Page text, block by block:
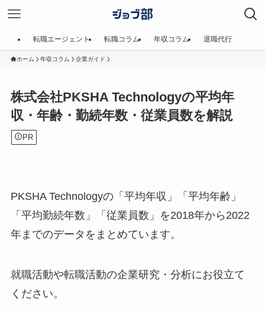
転職エージェント 転職コラム 年収コラム 退職代行
ホーム 年収コラム 企業ガイド
株式会社PKSHA Technologyの平均年
収・年齢・勤続年数・従業員数を解説
PR
PKSHA Technologyの「平均年収」「平均年齢」
「平均勤続年数」「従業員数」を2018年から2022
年までのデータをまとめています。
就職活動や転職活動の企業研究・分析にお役立て
ください。